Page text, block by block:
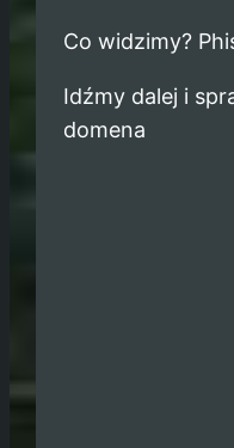
Co widzimy?
Idźmy dalej i
domena